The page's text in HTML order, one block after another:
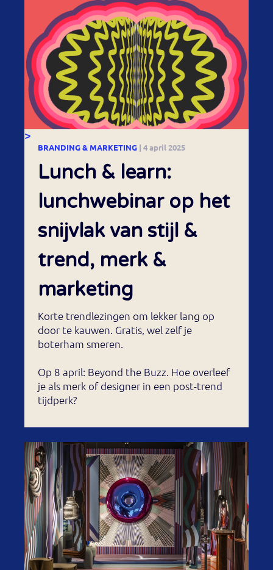
>
BRANDING & MARKETING | 4 april 2025
Lunch & learn:
lunchwebinar op het
snijvlak van stijl &
trend, merk &
marketing
Korte trendlezingen om lekker lang op
door te kauwen. Gratis, wel zelf je
boterham smeren.
Op 8 april: Beyond the Buzz. Hoe overleef
je als merk of designer in een post-trend
tijdperk?